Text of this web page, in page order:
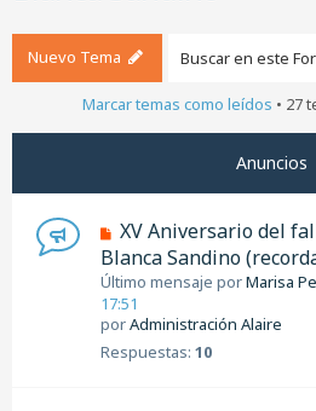
Nuevo Tema
Marcar temas como leídos • 27
Anuncios
XV Aniversario del
Blanca Sandino
Último mensaje porMarisa
17:51
porAdministración Alaire
Respuestas: 10